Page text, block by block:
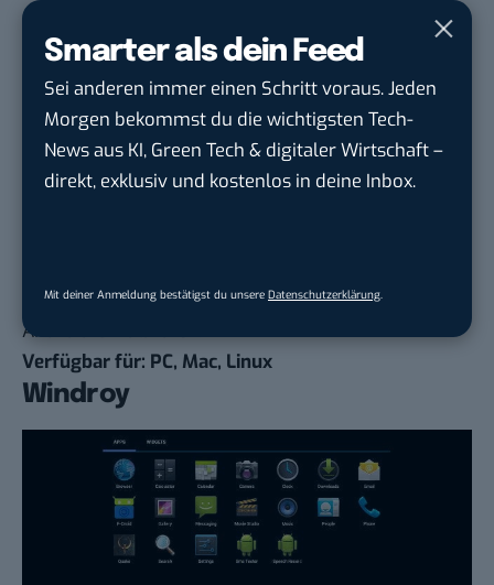
Smarter als dein Feed
Sei anderen immer einen Schritt voraus. Jeden
Morgen bekommst du die wichtigsten Tech-
News aus KI, Green Tech & digitaler Wirtschaft –
direkt, exklusiv und kostenlos in deine Inbox.
Mit deiner Anmeldung bestätigst du unsere Datenschutzerklärung.
leicht zum Laufen bringen. Nachdem ihr das Plugin
in Chrome installiert habt, müsst ihr euch die APKs
besorgen und in den Emulator laden. Es gibt jedoch
keine Garantie, dass die APKs funktionieren und
möglicherweise müsst ihr die APK mithilfe eines
Tools konfigurieren, um sie kompatibel zu machen.
handelt, ist ARChon einer der einzigartigsten
Android-Emulatoren.
Verfügbar für: PC, Mac, Linux
Windroy